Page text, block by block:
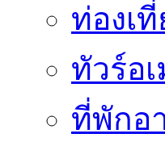
ท่องเที่
ทัวร์อ
ที่พักอ